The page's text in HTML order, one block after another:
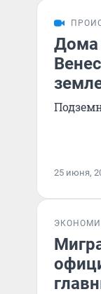
Дома
25 июня,